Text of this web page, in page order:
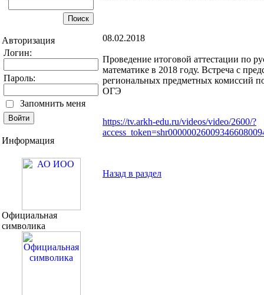
Авторизация
Логин:
Пароль:
Запомнить меня
Информация
Официальная
символика
08.02.2018
Проведение итоговой аттестации по
математике в 2018 году. Встреча с
региональных предметных комиссий по
ОГЭ
https://tv.arkh-edu.ru/videos/video/2600/?
Назад в раздел